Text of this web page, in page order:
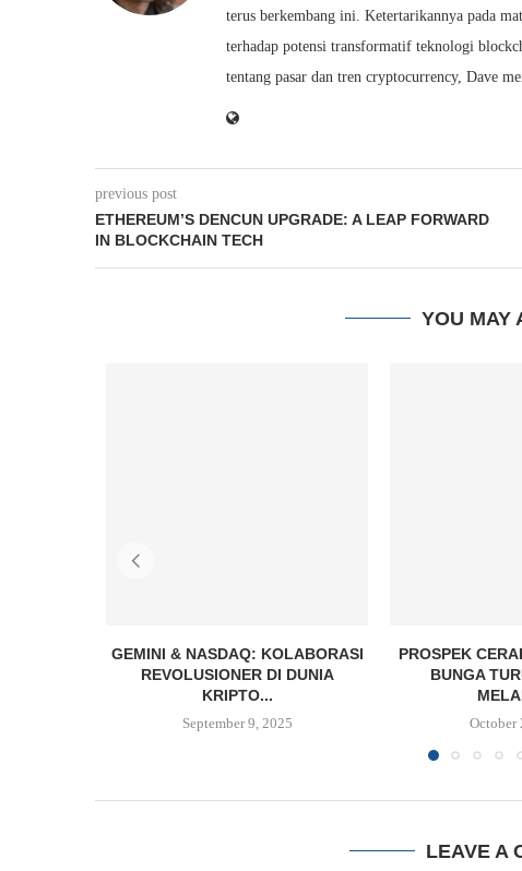
terus berkembang ini. Ketertarikannya pada
terhadap potensi transformatif teknologi
tentang pasar dan tren cryptocurrency, Dave
previous post
ETHEREUM’S DENCUN UPGRADE: A LEAP FORWARD
IN BLOCKCHAIN TECH
YOU MAY
GEMINI & NASDAQ: KOLABORASI
REVOLUSIONER DI DUNIA
KRIPTO...
September 9, 2025
PROSPEK
BUNGA
October
LEAVE A